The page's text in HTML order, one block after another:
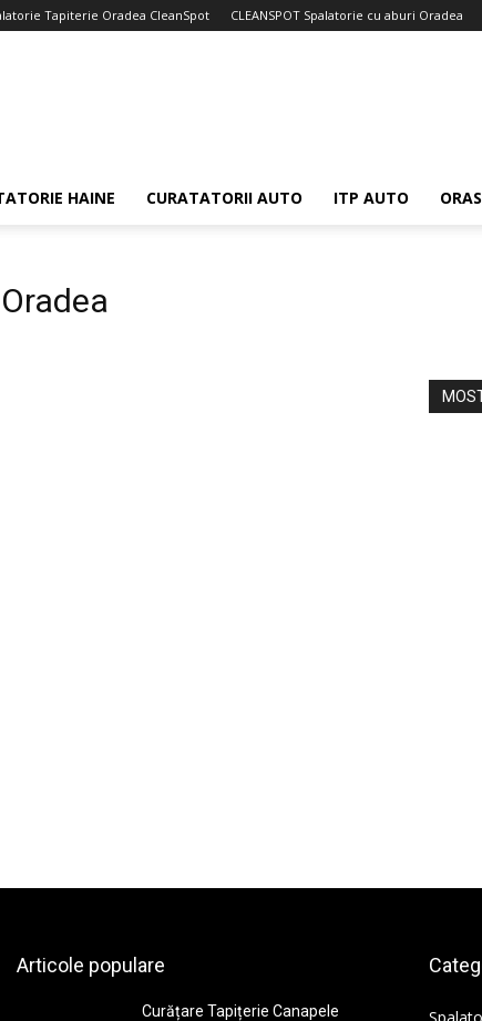
Tapiterie Oradea CleanSpot CLEANSPOT Spalatorie cu aburi Oradea
HAINE CURATATORII AUTO ITP AUTO
Articole populare
Curățare Tapițerie Canapele